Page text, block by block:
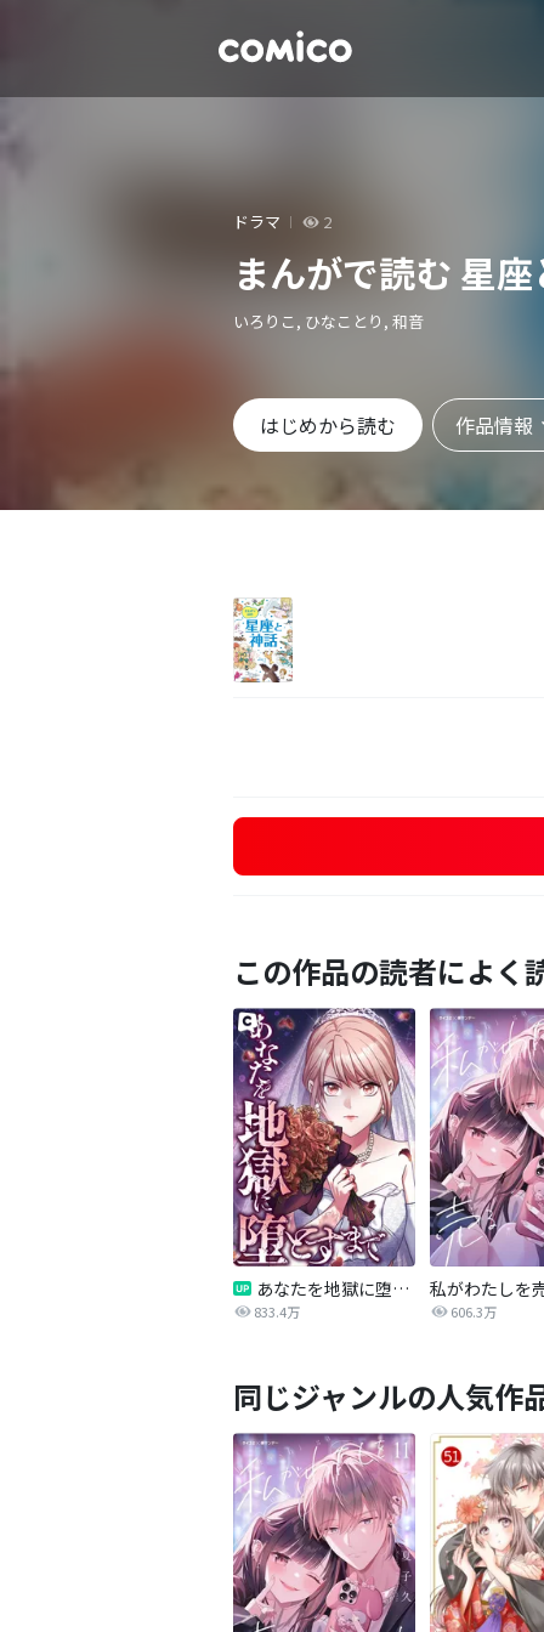
ドラマ 2
まんがで読む 星
いろりこ, ひなことり, 和音
はじめから読む 作品情報
この作品の読者によく
あなたを地獄に堕とすまで
833.4万
私がわたしを
606.3万
同じジャンルの人気作